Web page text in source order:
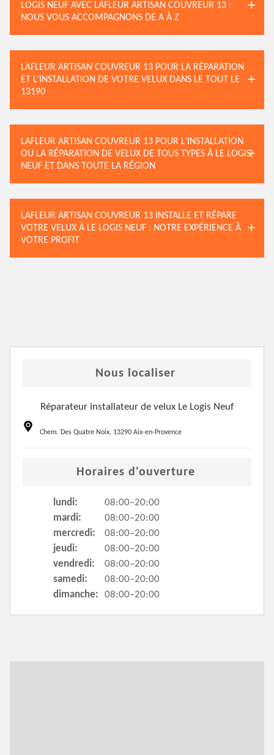
LOGIS NEUF AVEC LAFLEUR ARTISAN COUVREUR 13 :
NOUS VOUS ACCOMPAGNONS DE A À Z
LAFLEUR ARTISAN COUVREUR 13 POUR LA RÉPARATION
ET L’INSTALLATION DE VOTRE VELUX DANS LE TOUT LE
13190
LAFLEUR ARTISAN COUVREUR 13 POUR L’INSTALLATION
OU LA RÉPARATION DE VELUX DE TOUS TYPES À LE LOGIS
NEUF ET DANS TOUTE LA RÉGION
LAFLEUR ARTISAN COUVREUR 13 INSTALLE ET RÉPARE
VOTRE VELUX À LE LOGIS NEUF : NOTRE EXPÉRIENCE À
VOTRE PROFIT
Nous localiser
Réparateur installateur de velux Le Logis Neuf
Chem. Des Quatre Noix, 13290 Aix-en-Provence
Horaires d'ouverture
lundi:
08:00–20:00
mardi:
08:00–20:00
mercredi:
08:00–20:00
jeudi:
08:00–20:00
vendredi:
08:00–20:00
samedi:
08:00–20:00
dimanche:
08:00–20:00